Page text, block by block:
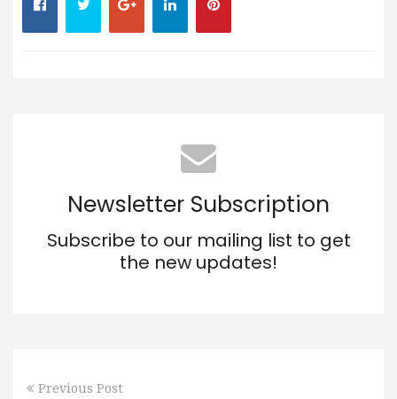
Newsletter Subscription
Subscribe to our mailing list to get
the new updates!
Previous Post